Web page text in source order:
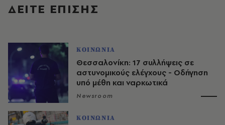
ΔΕΙΤΕ ΕΠΙΣΗΣ
ΚΟΙΝΩΝΙΑ
Θεσσαλονίκη: 17 συλλήψεις σε
αστυνομικούς ελέγχους - Οδήγηση
υπό μέθη και ναρκωτικά
Newsroom
ΚΟΙΝΩΝΙΑ